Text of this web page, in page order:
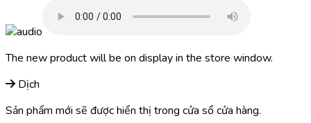
The new product will be on display in the store window.
Dịch
Sản phẩm mới sẽ được hiển thị trong cửa sổ cửa hàng.